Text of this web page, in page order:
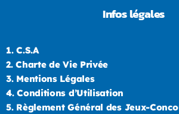
Infos légales
1. C.S.A
2. Charte de Vie Privée
3. Mentions Légales
4. Conditions d’Utilisation
5. Règlement Général des Jeux-